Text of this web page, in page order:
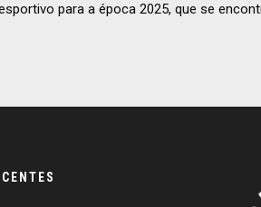
para a época 2025, que se